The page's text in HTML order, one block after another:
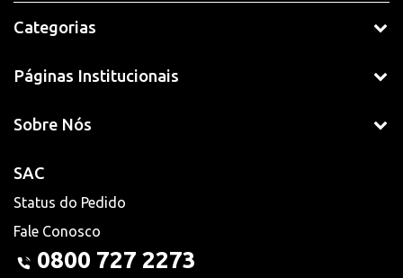
Categorias
Páginas Institucionais
Sobre Nós
SAC
Status do Pedido
Fale Conosco
0800 727 2273